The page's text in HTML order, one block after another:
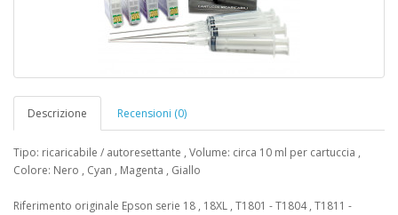
Descrizione Recensioni (0)
Tipo: ricaricabile / autoresettante , Volume: circa 10 ml per cartuccia ,
Colore: Nero , Cyan , Magenta , Giallo
Riferimento originale Epson serie 18 , 18XL , T1801 - T1804 , T1811 -